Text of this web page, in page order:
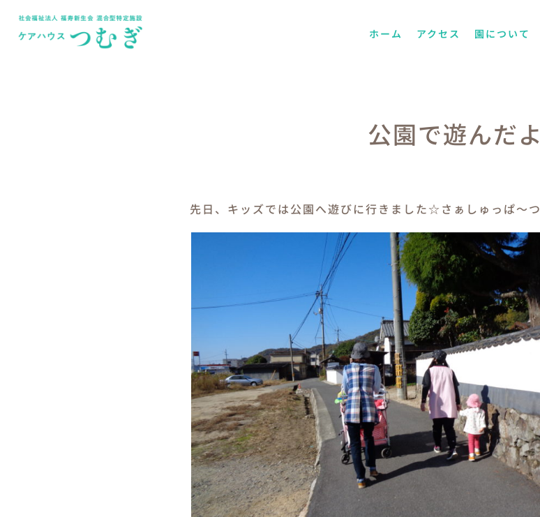
ホーム アクセス 園について
公園で遊んだよ
先日、キッズでは公園へ遊びに行きました☆さぁしゅっぱ～つ